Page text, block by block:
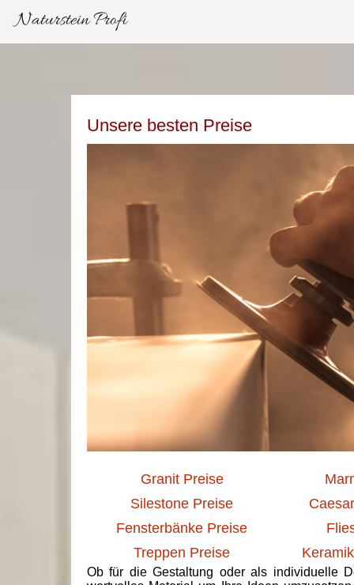
Naturstein Profi
Unsere besten Preise
Granit Preise
Silestone Preise
Fensterbänke Preise
Treppen Preise
Ob für die Gestaltung oder als individuelle